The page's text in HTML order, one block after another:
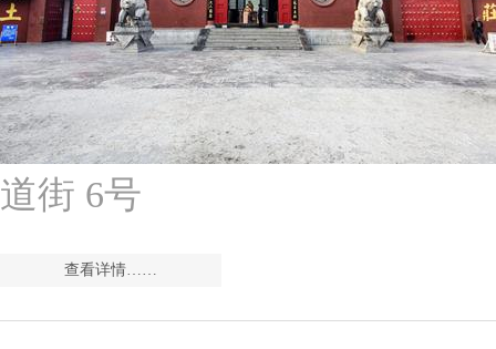
道街 6号
查看详情……